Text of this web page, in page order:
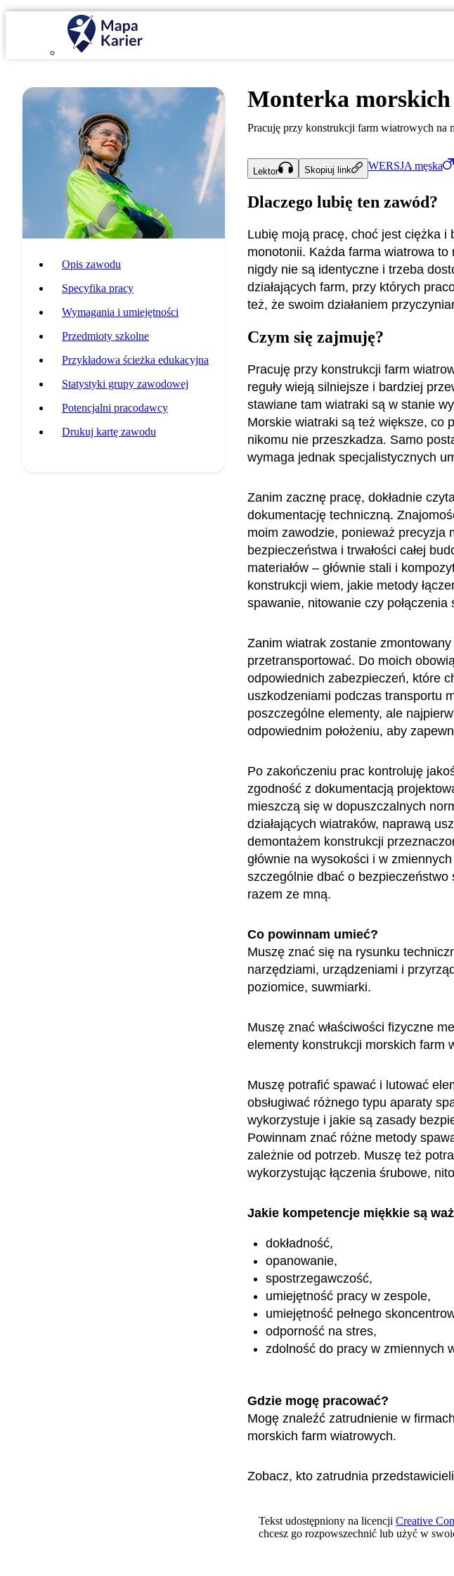
Opis zawodu
Specyfika pracy
Wymagania i umiejętności
Przedmioty szkolne
Przykładowa ścieżka edukacyjna
Statystyki grupy zawodowej
Potencjalni pracodawcy
Drukuj kartę zawodu
Monterka
Pracuję przy konstrukcji farm wiatrowych na
Lektor Skopiuj link WERSJA męska
Dlaczego lubię ten zawód?
Lubię moją pracę, choć jest ciężka
monotonii. Każda farma wiatrowa
nigdy nie są identyczne i trzeba
działających farm, przy których
też, że swoim działaniem
Czym się zajmuję?
Pracuję przy konstrukcji farm
reguły wieją silniejsze i bardziej
stawiane tam wiatraki są w stanie
Morskie wiatraki są też większe, co
nikomu nie przeszkadza. Samo
wymaga jednak specjalistycznych
Zanim zacznę pracę, dokładnie
dokumentację techniczną.
moim zawodzie, ponieważ precyzja
bezpieczeństwa i trwałości całej
materiałów – głównie stali i
konstrukcji wiem, jakie metody
spawanie, nitowanie czy połączenia
Zanim wiatrak zostanie
przetransportować. Do moich
odpowiednich zabezpieczeń, które
uszkodzeniami podczas transportu
poszczególne elementy, ale
odpowiednim położeniu, aby
Po zakończeniu prac kontroluję
zgodność z dokumentacją
mieszczą się w dopuszczalnych
działających wiatraków, naprawą
demontażem konstrukcji
głównie na wysokości i w
szczególnie dbać o
razem ze mną.
Co powinnam umieć?
Muszę znać się na rysunku
narzędziami, urządzeniami i
poziomice, suwmiarki.
Muszę znać właściwości fizyczne
elementy konstrukcji morskich farm
Muszę potrafić spawać i lutować
obsługiwać różnego typu aparaty
wykorzystuje i jakie są zasady
Powinnam znać różne metody
zależnie od potrzeb. Muszę też
wykorzystując łączenia śrubowe,
Jakie kompetencje miękkie są
dokładność,
opanowanie,
spostrzegawczość,
umiejętność pracy w zespole,
umiejętność pełnego
odporność na stres,
zdolność do pracy w zmiennych
Gdzie mogę pracować?
Mogę znaleźć zatrudnienie w
morskich farm wiatrowych.
Zobacz, kto zatrudnia
Tekst udostępniony na licencji Creative
chcesz go rozpowszechnić lub użyć w